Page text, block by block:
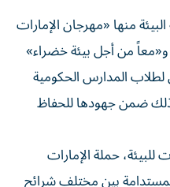
منها «مهرجان الإمارات
من أجل بيئة خضراء»
لطلاب المدارس الحكومية
ضمن جهودها للحفاظ
حملة الإمارات